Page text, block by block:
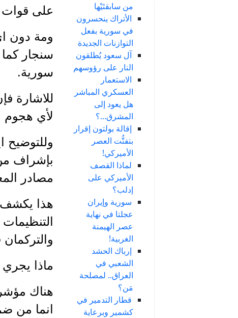
من سابقتَيْها
الأتراك ينحسرون
في سورية بفعل
التوازنات الجديدة
آل سعود يُطلقون
النار على رؤوسهم
الاستعمار
العسكري المباشر
هل يعود إلى
المشرق...؟
إقالة بولتون إقرار
بتفتُّت العصر
الأميركي!
لماذا القصف
الأميركي على
إدلب؟
سورية وإيران
عجلتا في نهاية
عصر الهيمنة
الغربية!
إرباك الحشد
الشعبي في
العراق.. لمصلحة
مَن؟
قطار التدمير في
كشمير وبرعاية
على قوات
ومة دون
سنجار
سورية.
لأي هجوم
وللتوضيح
بإشراف
مصادر
هذا يكشف
ماذا يجري
هناك
انما من